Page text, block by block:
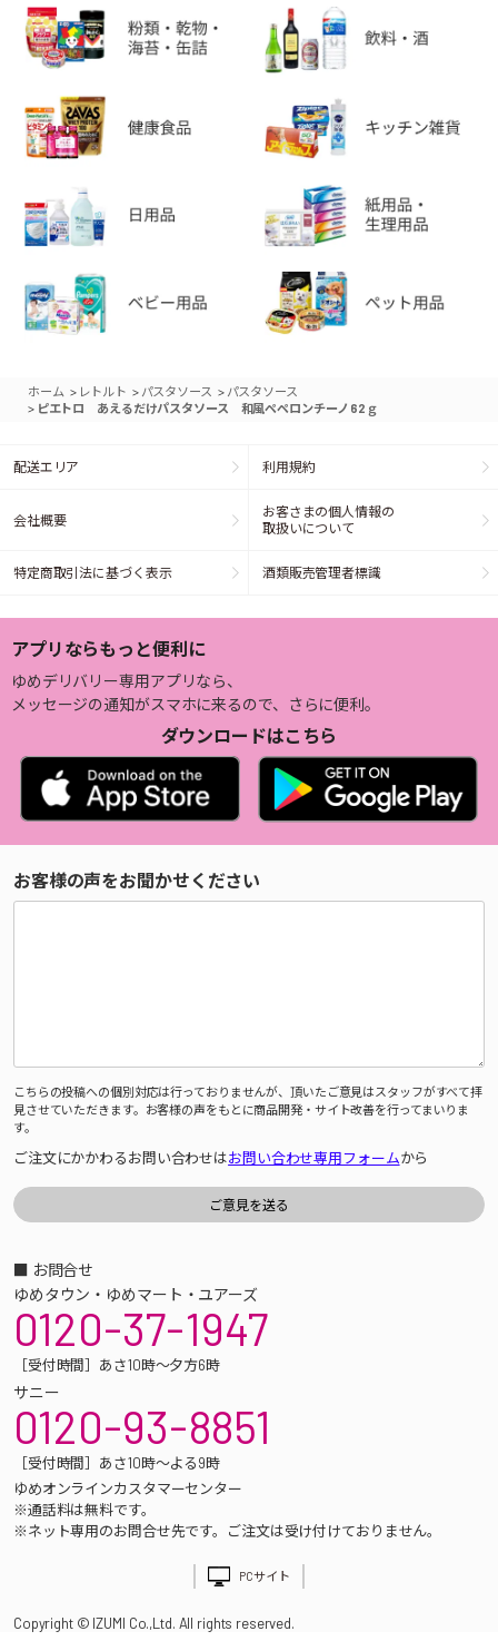
ホーム > レトルト > パスタソース > パスタソース
> ピエトロ あえるだけパスタソース 和風ペペロンチーノ 62ｇ
配送エリア 利用規約
会社概要
お客さまの個人情報の
取扱いについて
特定商取引法に基づく表示 酒類販売管理者標識
アプリならもっと便利に
ゆめデリバリー専用アプリなら、
メッセージの通知がスマホに来るので、さらに便利。
ダウンロードはこちら
お客様の声をお聞かせください
こちらの投稿への個別対応は行っておりませんが、頂いたご意見はスタッフがすべて拝
見させていただきます。お客様の声をもとに商品開発・サイト改善を行ってまいりま
す。
ご注文にかかわるお問い合わせはお問い合わせ専用フォームから
■ お問合せ
ゆめタウン・ゆめマート・ユアーズ
0120-37-1947
［受付時間］あさ10時～夕方6時
サニー
0120-93-8851
［受付時間］あさ10時～よる9時
ゆめオンラインカスタマーセンター
※通話料は無料です。
※ネット専用のお問合せ先です。ご注文は受け付けておりません。
PCサイト
Copyright © IZUMI Co.,Ltd. All rights reserved.